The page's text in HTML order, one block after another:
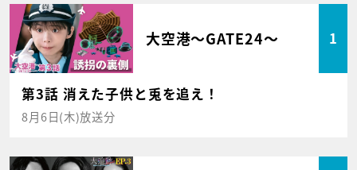
大空港～GATE24～ 1
第3話 消えた子供と兎を追え！
8月6日(木)放送分